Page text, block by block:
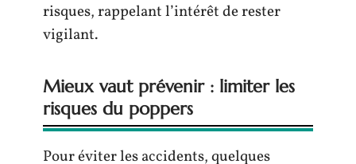
risques, rappelant l’intérêt de rester
vigilant.
Mieux vaut prévenir : limiter les
risques du poppers
Pour éviter les accidents, quelques